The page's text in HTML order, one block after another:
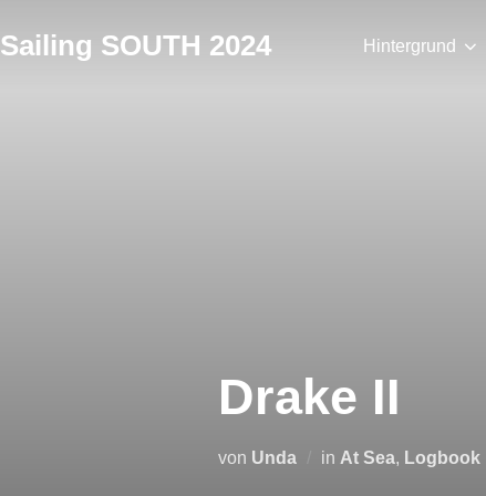
Inhalt
Sailing SOUTH 2024 Hintergrund
Drake II
von Unda in At Sea, Logbook